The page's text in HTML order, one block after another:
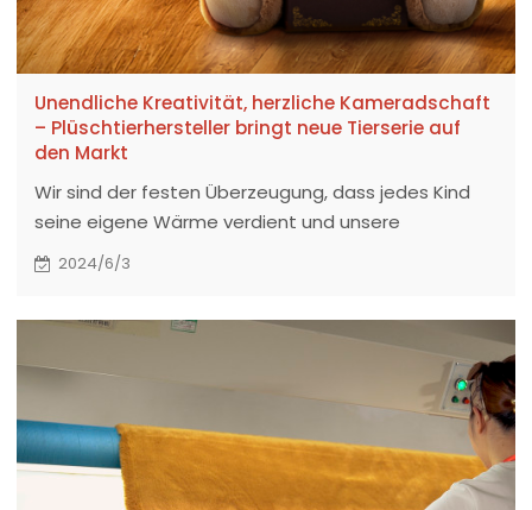
Unendliche Kreativität, herzliche Kameradschaft
– Plüschtierhersteller bringt neue Tierserie auf
den Markt
Wir sind der festen Überzeugung, dass jedes Kind
seine eigene Wärme verdient und unsere
Plüschtiere werden zu schönen Erinnerungen und
2024/6/3